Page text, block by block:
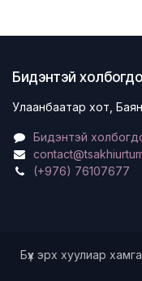
Бидэнтэй
Улаанбаатар хот,
Бидэнтэй
(+976) 76107677
Бүх эрх хуулиар